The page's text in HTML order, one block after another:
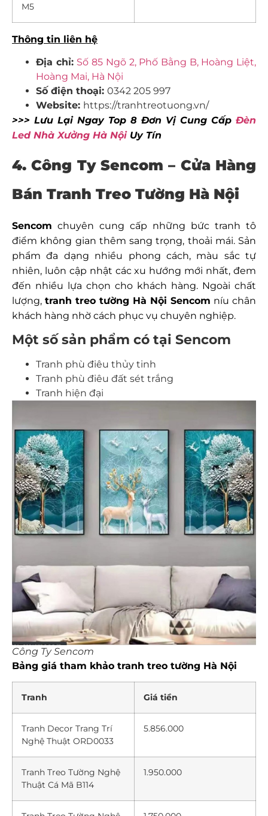
M5
Thông tin liên hệ
Địa chỉ: Số 85 Ngõ 2, Phố Bằng B, Hoàng Liệt,
Hoàng Mai, Hà Nội
Số điện thoại: 0342 205 997
Website: https://tranhtreotuong.vn/
>>> Lưu Lại Ngay Top 8 Đơn Vị Cung Cấp Đèn
Led Nhà Xưởng Hà NộiUy Tín
4. Công Ty Sencom – Cửa Hàng
Bán Tranh Treo Tường Hà Nội
Sencom chuyên cung cấp những bức tranh tô
điểm không gian thêm sang trọng, thoải mái. Sản
phẩm đa dạng nhiều phong cách, màu sắc tự
nhiên, luôn cập nhật các xu hướng mới nhất, đem
đến nhiều lựa chọn cho khách hàng. Ngoài chất
lượng, tranh treo tường Hà Nội Sencom níu chân
khách hàng nhờ cách phục vụ chuyên nghiệp.
Một số sản phẩm có tại Sencom
Tranh phù điêu thủy tinh
Tranh phù điêu đất sét trắng
Tranh hiện đại
Công Ty Sencom
Bảng giá tham khảo tranh treo tường Hà Nội
Tranh Giá tiền
Tranh Decor Trang Trí
Nghệ Thuật ORD0033
5.856.000
Tranh Treo Tường Nghệ
Thuật Cá Mã B114
1.950.000